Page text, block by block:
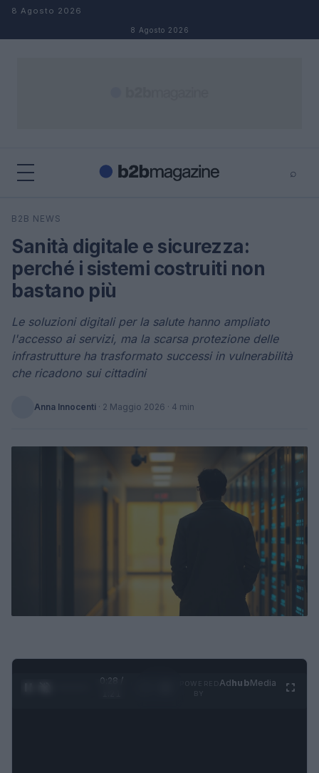
Salta al contenuto
8 Agosto 2026
8 Agosto 2026
⌕
Cerca
B2B NEWS
Sanità digitale e sicurezza:
perché i sistemi costruiti non
bastano più
Le soluzioni digitali per la salute hanno ampliato
l'accesso ai servizi, ma la scarsa protezione delle
infrastrutture ha trasformato successi in vulnerabilità
che ricadono sui cittadini
Anna Innocenti · 2 Maggio 2026 · 4 min
0:29 /
AdhubMedia